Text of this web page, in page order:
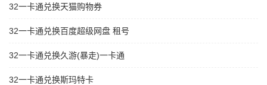
32一卡通兑换天猫购物券
32一卡通兑换百度超级网盘 租号
32一卡通兑换久游(暴走)一卡通
32一卡通兑换斯玛特卡